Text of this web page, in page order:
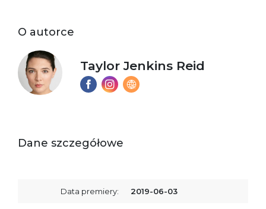
O autorce
Taylor Jenkins Reid
Dane szczegółowe
Data premiery: 2019-06-03